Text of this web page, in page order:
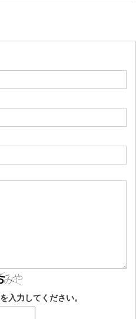
入力してください。